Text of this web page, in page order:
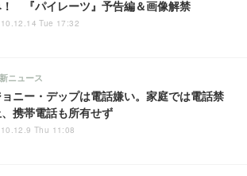
！ 『パイレーツ』予告編＆画像解禁
Tue 17:32
ョニー・デップは電話嫌い。家庭では電話禁
携帯電話も所有せず
ニュース
Thu 11:08